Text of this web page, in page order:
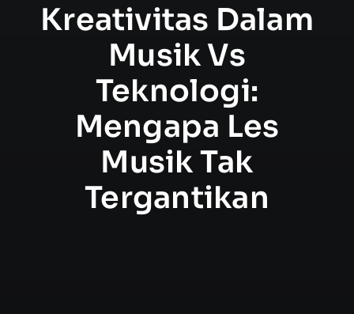
Kreativitas Dalam
Musik Vs
Teknologi:
Mengapa Les
Musik Tak
Tergantikan